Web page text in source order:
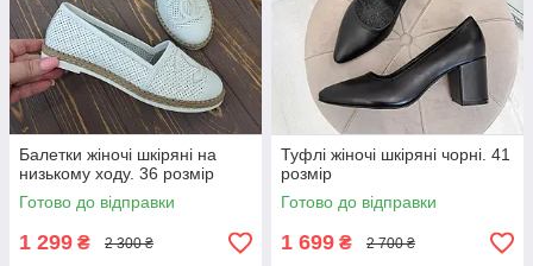
Балетки жіночі шкіряні на
низькому ходу. 36 розмір
Готово до відправки
1 299 ₴ 2 300 ₴
Туфлі жіночі шкіряні чорні. 41
розмір
Готово до відправки
1 699 ₴ 2 700 ₴